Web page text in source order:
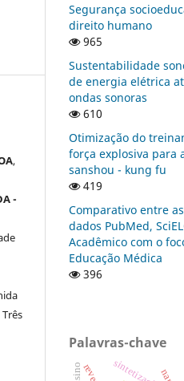
,
-
Segurança
direito humano
965
Sustentabilidade
de energia elétrica
ondas sonoras
610
Otimização do
força explosiva para
sanshou - kung fu
419
Comparativo entre
dados PubMed,
Acadêmico com o
Educação Médica
396
Palavras-chave